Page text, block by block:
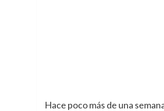
Hace poco más de una